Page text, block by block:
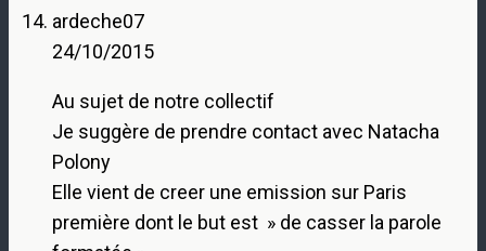
ardeche07
24/10/2015
Au sujet de notre collectif
Je suggère de prendre contact avec Natacha
Polony
Elle vient de creer une emission sur Paris
première dont le but est » de casser la parole